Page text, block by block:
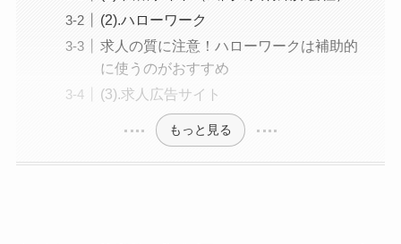
(2).ハローワーク
求人の質に注意！ハローワークは補助的
に使うのがおすすめ
(3).求人広告サイト
もっと見る